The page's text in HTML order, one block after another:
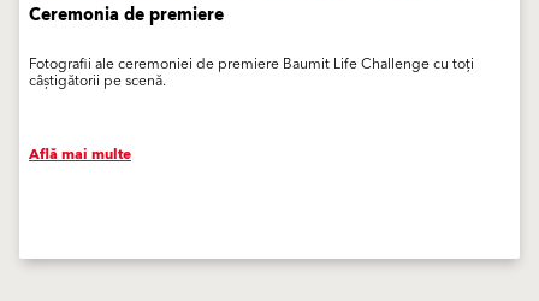
Ceremonia de premiere
Fotografii ale ceremoniei de premiere Baumit Life Challenge cu toți
câștigătorii pe scenă.
Află mai multe